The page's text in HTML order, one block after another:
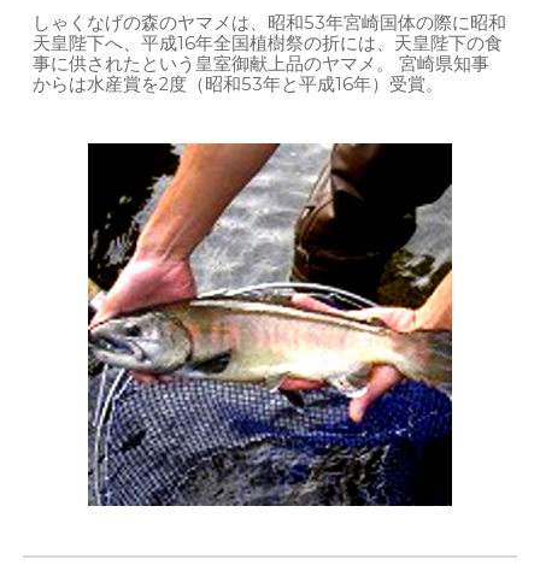
しゃくなげの森のヤマメは、昭和53年宮崎国体の際に昭和
天皇陛下へ、平成16年全国植樹祭の折には、天皇陛下の食
事に供されたという皇室御献上品のヤマメ。 宮崎県知事
からは水産賞を2度（昭和53年と平成16年）受賞。